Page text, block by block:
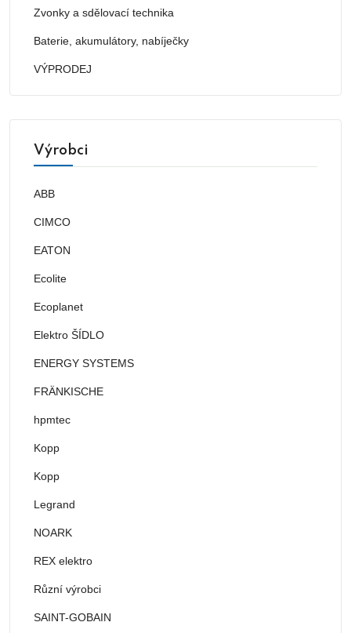
Zvonky a sdělovací technika
Baterie, akumulátory, nabíječky
VÝPRODEJ
Výrobci
ABB
CIMCO
EATON
Ecolite
Ecoplanet
Elektro ŠÍDLO
ENERGY SYSTEMS
FRÄNKISCHE
hpmtec
Kopp
Kopp
Legrand
NOARK
REX elektro
Různí výrobci
SAINT-GOBAIN